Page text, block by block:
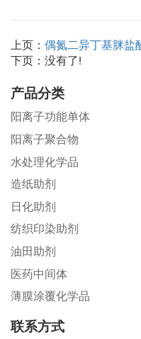
上页： 偶氮二异丁基脒盐
下页：没有了!
产品分类
阳离子功能单体
阳离子聚合物
水处理化学品
造纸助剂
日化助剂
纺织印染助剂
油田助剂
医药中间体
薄膜涂覆化学品
联系方式